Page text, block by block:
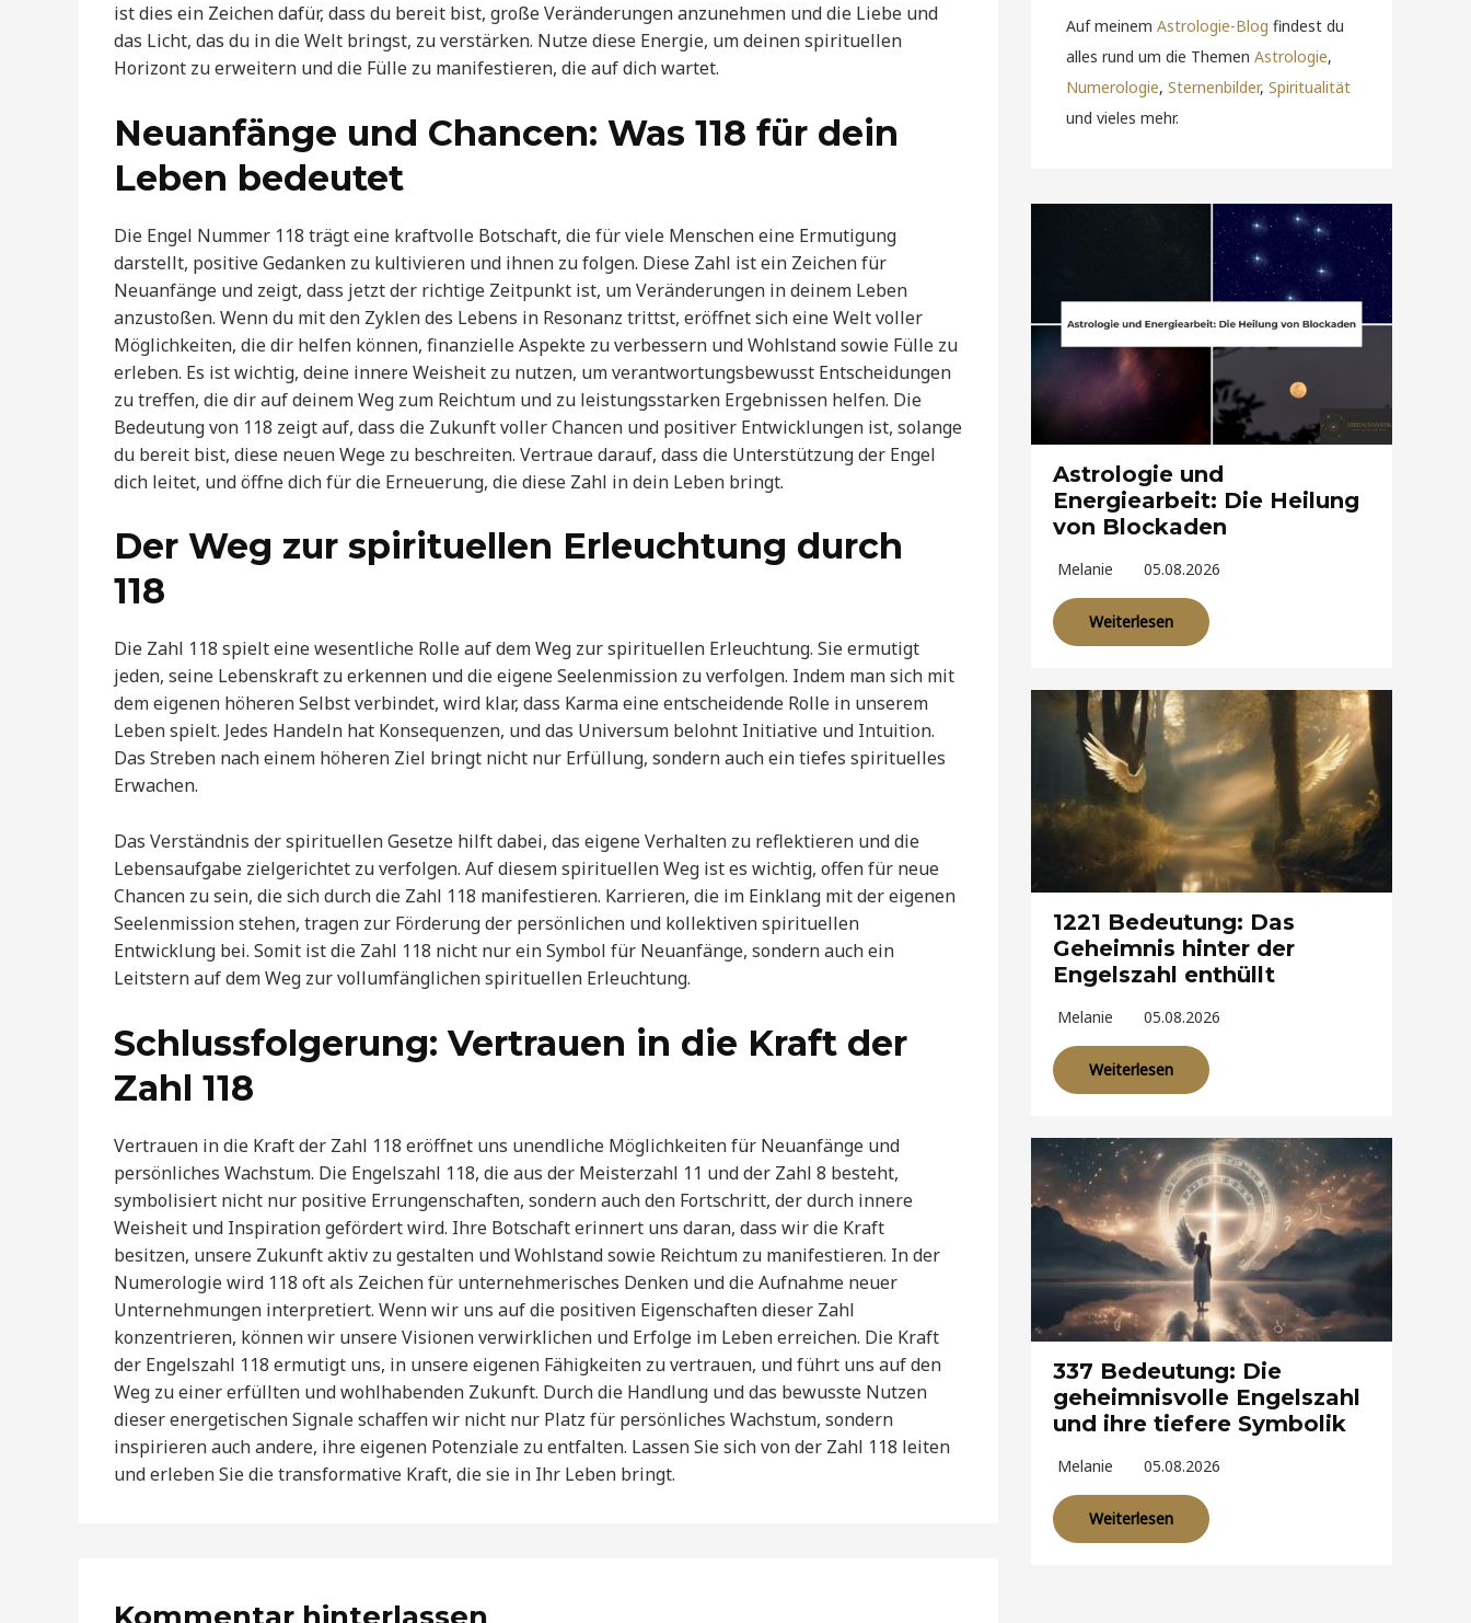
ist dies ein Zeichen dafür, dass du bereit bist, große Veränderungen anzunehmen und die Liebe und
das Licht, das du in die Welt bringst, zu verstärken. Nutze diese Energie, um deinen spirituellen
Horizont zu erweitern und die Fülle zu manifestieren, die auf dich wartet.
Neuanfänge und Chancen: Was 118 für dein
Leben bedeutet
Die Engel Nummer 118 trägt eine kraftvolle Botschaft, die für viele Menschen eine Ermutigung
darstellt, positive Gedanken zu kultivieren und ihnen zu folgen. Diese Zahl ist ein Zeichen für
Neuanfänge und zeigt, dass jetzt der richtige Zeitpunkt ist, um Veränderungen in deinem Leben
anzustoßen. Wenn du mit den Zyklen des Lebens in Resonanz trittst, eröffnet sich eine Welt voller
Möglichkeiten, die dir helfen können, finanzielle Aspekte zu verbessern und Wohlstand sowie Fülle zu
erleben. Es ist wichtig, deine innere Weisheit zu nutzen, um verantwortungsbewusst Entscheidungen
zu treffen, die dir auf deinem Weg zum Reichtum und zu leistungsstarken Ergebnissen helfen. Die
Bedeutung von 118 zeigt auf, dass die Zukunft voller Chancen und positiver Entwicklungen ist, solange
du bereit bist, diese neuen Wege zu beschreiten. Vertraue darauf, dass die Unterstützung der Engel
dich leitet, und öffne dich für die Erneuerung, die diese Zahl in dein Leben bringt.
Der Weg zur spirituellen Erleuchtung durch
118
Die Zahl 118 spielt eine wesentliche Rolle auf dem Weg zur spirituellen Erleuchtung. Sie ermutigt
jeden, seine Lebenskraft zu erkennen und die eigene Seelenmission zu verfolgen. Indem man sich mit
dem eigenen höheren Selbst verbindet, wird klar, dass Karma eine entscheidende Rolle in unserem
Leben spielt. Jedes Handeln hat Konsequenzen, und das Universum belohnt Initiative und Intuition.
Das Streben nach einem höheren Ziel bringt nicht nur Erfüllung, sondern auch ein tiefes spirituelles
Erwachen.
Das Verständnis der spirituellen Gesetze hilft dabei, das eigene Verhalten zu reflektieren und die
Lebensaufgabe zielgerichtet zu verfolgen. Auf diesem spirituellen Weg ist es wichtig, offen für neue
Chancen zu sein, die sich durch die Zahl 118 manifestieren. Karrieren, die im Einklang mit der eigenen
Seelenmission stehen, tragen zur Förderung der persönlichen und kollektiven spirituellen
Entwicklung bei. Somit ist die Zahl 118 nicht nur ein Symbol für Neuanfänge, sondern auch ein
Leitstern auf dem Weg zur vollumfänglichen spirituellen Erleuchtung.
Schlussfolgerung: Vertrauen in die Kraft der
Zahl 118
Vertrauen in die Kraft der Zahl 118 eröffnet uns unendliche Möglichkeiten für Neuanfänge und
persönliches Wachstum. Die Engelszahl 118, die aus der Meisterzahl 11 und der Zahl 8 besteht,
symbolisiert nicht nur positive Errungenschaften, sondern auch den Fortschritt, der durch innere
Weisheit und Inspiration gefördert wird. Ihre Botschaft erinnert uns daran, dass wir die Kraft
besitzen, unsere Zukunft aktiv zu gestalten und Wohlstand sowie Reichtum zu manifestieren. In der
Numerologie wird 118 oft als Zeichen für unternehmerisches Denken und die Aufnahme neuer
Unternehmungen interpretiert. Wenn wir uns auf die positiven Eigenschaften dieser Zahl
konzentrieren, können wir unsere Visionen verwirklichen und Erfolge im Leben erreichen. Die Kraft
der Engelszahl 118 ermutigt uns, in unsere eigenen Fähigkeiten zu vertrauen, und führt uns auf den
Weg zu einer erfüllten und wohlhabenden Zukunft. Durch die Handlung und das bewusste Nutzen
dieser energetischen Signale schaffen wir nicht nur Platz für persönliches Wachstum, sondern
inspirieren auch andere, ihre eigenen Potenziale zu entfalten. Lassen Sie sich von der Zahl 118 leiten
und erleben Sie die transformative Kraft, die sie in Ihr Leben bringt.
Auf meinem Astrologie-Blog findest du
alles rund um die Themen Astrologie,
Numerologie, Sternenbilder, Spiritualität
und vieles mehr.
Astrologie und
Energiearbeit: Die Heilung
von Blockaden
Melanie 05.08.2026
Weiterlesen
1221 Bedeutung: Das
Geheimnis hinter der
Engelszahl enthüllt
Melanie 05.08.2026
Weiterlesen
337 Bedeutung: Die
geheimnisvolle Engelszahl
und ihre tiefere Symbolik
Melanie 05.08.2026
Weiterlesen